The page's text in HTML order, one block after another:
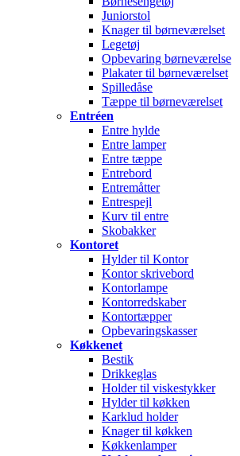
Juniorstol
Knager til børneværelset
Legetøj
Opbevaring børneværelse
Plakater til børneværelset
Spilledåse
Tæppe til børneværelset
Entréen
Entre hylde
Entre lamper
Entre tæppe
Entrebord
Entremåtter
Entrespejl
Kurv til entre
Skobakker
Kontoret
Hylder til Kontor
Kontor skrivebord
Kontorlampe
Kontorredskaber
Kontortæpper
Opbevaringskasser
Køkkenet
Bestik
Drikkeglas
Holder til viskestykker
Hylder til køkken
Karklud holder
Knager til køkken
Køkkenlamper